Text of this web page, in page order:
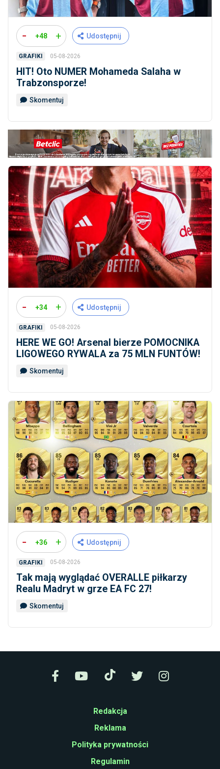
- +48 + Udostępnij
GRAFIKI 05-08-2026
HIT! Oto NUMER Mohameda Salaha w
Trabzonsporze!
Skomentuj
- +34 + Udostępnij
GRAFIKI 05-08-2026
HERE WE GO! Arsenal bierze POMOCNIKA
LIGOWEGO RYWALA za 75 MLN FUNTÓW!
Skomentuj
- +36 + Udostępnij
GRAFIKI 05-08-2026
Tak mają wyglądać OVERALLE piłkarzy
Realu Madryt w grze EA FC 27!
Skomentuj
Redakcja
Reklama
Polityka prywatności
Regulamin